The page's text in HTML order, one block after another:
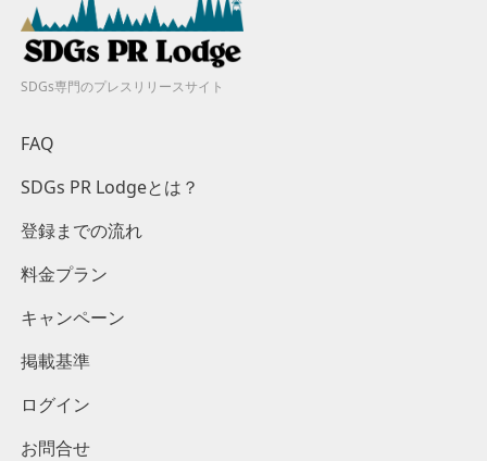
SDGs専門のプレスリリースサイト
FAQ
SDGs PR Lodgeとは？
登録までの流れ
料金プラン
キャンペーン
掲載基準
ログイン
お問合せ